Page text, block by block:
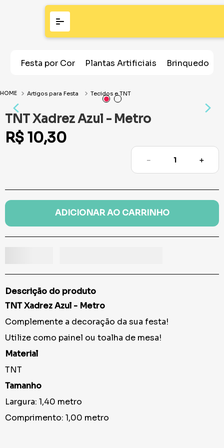
Festa por Cor Plantas Artificiais Brinquedos
Artigos para Festa Tecidos e TNT
TNT Xadrez Azul - Metro
R$ 10,30
＋
－
ADICIONAR AO CARRINHO
Descrição do produto
TNT Xadrez Azul - Metro
Complemente a decoração da sua festa!
Utilize como painel ou toalha de mesa!
Material
TNT
Tamanho
Largura: 1,40 metro
Comprimento: 1,00 metro